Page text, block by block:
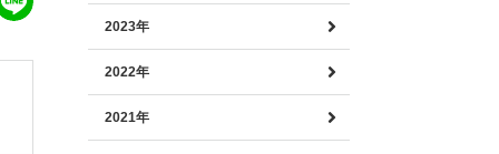
2023年
2022年
2021年